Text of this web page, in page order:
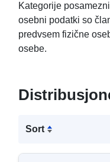
Kategorije
osebni podatki so
predvsem fizične
osebe.
Sort